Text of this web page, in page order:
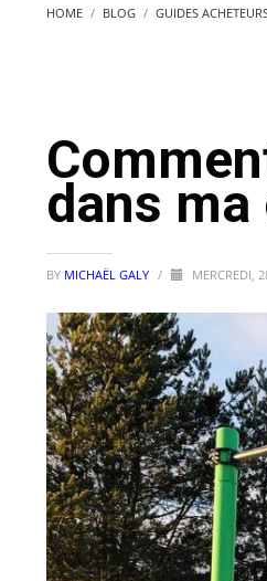
HOME BLOG GUIDES
dans
BY MICHAËL GALY / MERCREDI,